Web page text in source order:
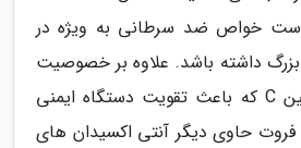
خواص ضد سرطانی به ویژه در
داشته باشد. علاوه بر خصوصیت
آنتی اکسیدانی ویتامین C که باعث تقویت دستگاه ایمنی
فروت حاوی دیگر آنتی اکسیدان های